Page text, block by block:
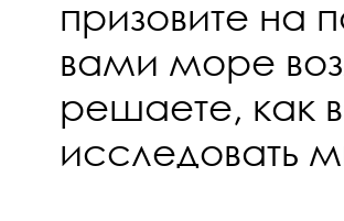
призовите на
вами море
решаете, как
исследовать